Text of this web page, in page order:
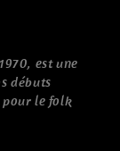
est une
débuts
pour le folk